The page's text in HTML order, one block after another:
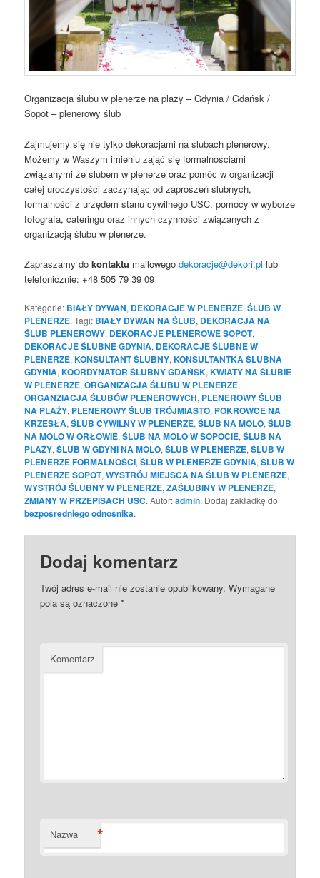
Organizacja ślubu w plenerze na plaży – Gdynia / Gdańsk /
Sopot – plenerowy ślub
Zajmujemy się nie tylko dekoracjami na ślubach plenerowy.
Możemy w Waszym imieniu zająć się formalnościami
związanymi ze ślubem w plenerze oraz pomóc w organizacji
całej uroczystości zaczynając od zaproszeń ślubnych,
formalności z urzędem stanu cywilnego USC, pomocy w wyborze
fotografa, cateringu oraz innych czynności związanych z
organizacją ślubu w plenerze.
Zapraszamy dokontaktu mailowegodekoracje@dekori.pl lub
telefonicznie: +48 505 79 39 09
Kategorie: BIAŁY DYWAN, DEKORACJE W PLENERZE,ŚLUB W
PLENERZE. Tagi: BIAŁY DYWAN NA ŚLUB, DEKORACJA NA
ŚLUB PLENEROWY, DEKORACJE PLENEROWE SOPOT,
DEKORACJE ŚLUBNE GDYNIA, DEKORACJE ŚLUBNE W
PLENERZE,KONSULTANT ŚLUBNY,KONSULTANTKA ŚLUBNA
GDYNIA,KOORDYNATOR ŚLUBNY GDAŃSK,KWIATY NA ŚLUBIE
W PLENERZE,ORGANIZACJA ŚLUBU W PLENERZE,
ORGANZIACJA ŚLUBÓW PLENEROWYCH, PLENEROWY ŚLUB
NA PLAŻY, PLENEROWY ŚLUB TRÓJMIASTO, POKROWCE NA
KRZESŁA,ŚLUB CYWILNY W PLENERZE,ŚLUB NA MOLO,ŚLUB
NA MOLO W ORŁOWIE,ŚLUB NA MOLO W SOPOCIE,ŚLUB NA
PLAŻY,ŚLUB W GDYNI NA MOLO,ŚLUB W PLENERZE,ŚLUB W
PLENERZE FORMALNOŚCI,ŚLUB W PLENERZE GDYNIA,ŚLUB W
PLENERZE SOPOT,WYSTRÓJ MIEJSCA NA ŚLUB W PLENERZE,
WYSTRÓJ ŚLUBNY W PLENERZE,ZAŚLUBINY W PLENERZE,
ZMIANY W PRZEPISACH USC. Autor:admin. Dodaj zakładkę do
bezpośredniego odnośnika.
Dodaj komentarz
Twój adres e-mail nie zostanie opublikowany. Wymagane
pola są oznaczone*
Komentarz
Nazwa *